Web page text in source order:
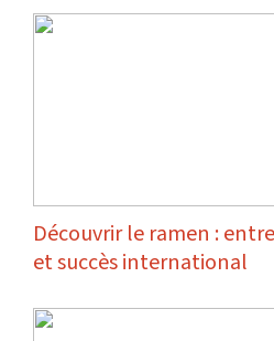
Découvrir le ramen :
et succès international